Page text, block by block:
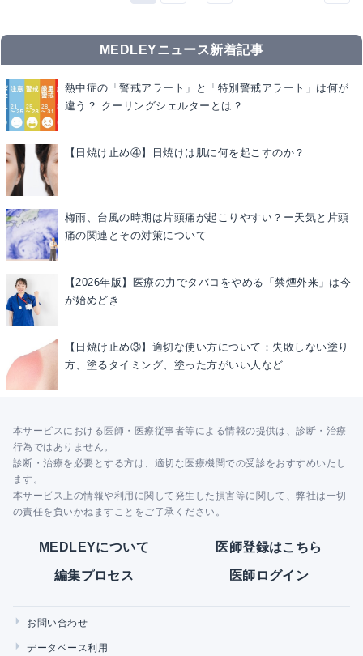
MEDLEYニュース新着記事
熱中症の「警戒アラート」と「特別警戒アラート」は何が
違う？ クーリングシェルターとは？
【日焼け止め④】日焼けは肌に何を起こすのか？
梅雨、台風の時期は片頭痛が起こりやすい？ー天気と片頭
痛の関連とその対策について
【2026年版】医療の力でタバコをやめる「禁煙外来」は今
が始めどき
【日焼け止め③】適切な使い方について：失敗しない塗り
方、塗るタイミング、塗った方がいい人など
本サービスにおける医師・医療従事者等による情報の提供は、診断・治療
行為ではありません。
診断・治療を必要とする方は、適切な医療機関での受診をおすすめいたし
ます。
本サービス上の情報や利用に関して発生した損害等に関して、弊社は一切
の責任を負いかねますことをご了承ください。
MEDLEYについて 医師登録はこちら
編集プロセス 医師ログイン
お問い合わせ
データベース利用